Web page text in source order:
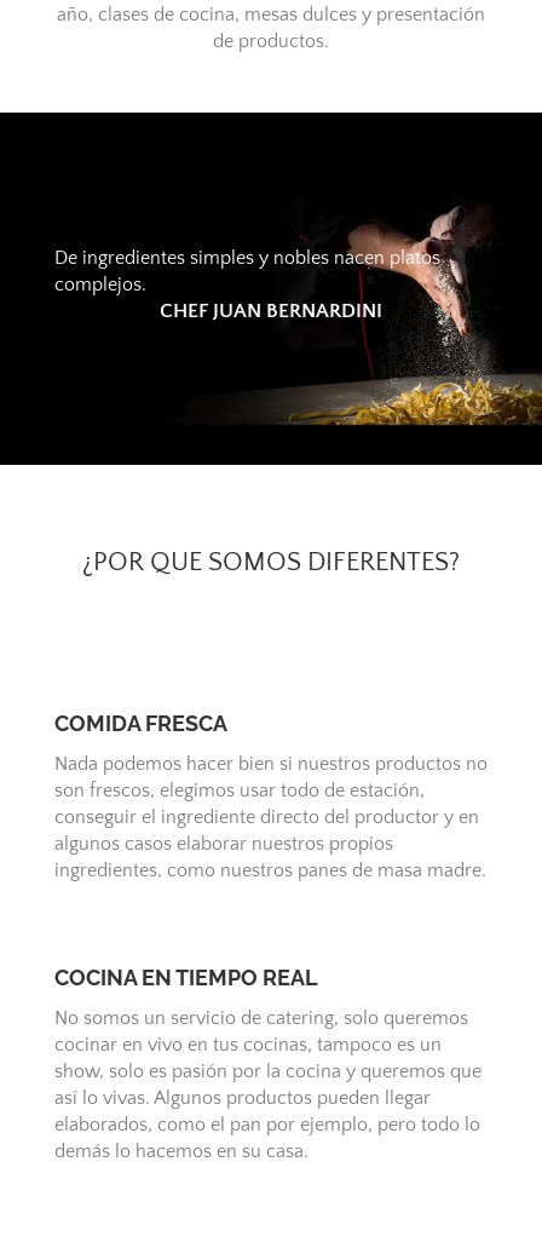
año, clases de cocina, mesas dulces y presentación
de productos.
De ingredientes simples y nobles nacen platos
complejos.
CHEF JUAN BERNARDINI
¿POR QUE SOMOS DIFERENTES?
COMIDA FRESCA
Nada podemos hacer bien si nuestros productos no
son frescos, elegimos usar todo de estación,
conseguir el ingrediente directo del productor y en
algunos casos elaborar nuestros propios
ingredientes, como nuestros panes de masa madre.
COCINA EN TIEMPO REAL
No somos un servicio de catering, solo queremos
cocinar en vivo en tus cocinas, tampoco es un
show, solo es pasión por la cocina y queremos que
así lo vivas. Algunos productos pueden llegar
elaborados, como el pan por ejemplo, pero todo lo
demás lo hacemos en su casa.